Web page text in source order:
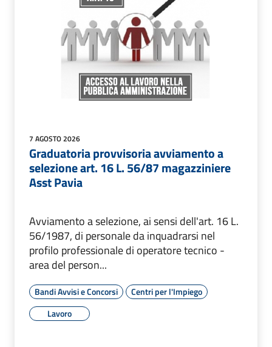
7 AGOSTO 2026
Graduatoria provvisoria avviamento a
selezione art. 16 L. 56/87 magazziniere
Asst Pavia
Avviamento a selezione, ai sensi dell'art. 16 L.
56/1987, di personale da inquadrarsi nel
profilo professionale di operatore tecnico -
area del person...
Bandi Avvisi e Concorsi
Centri per l'Impiego
Lavoro